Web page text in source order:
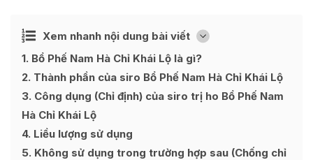
Xem nhanh nội dung bài viết [
Ẩn
1 Bổ Phế Nam Hà Chỉ Khái Lộ là gì?
2 Thành phần của siro Bổ Phế Nam Hà Chỉ Khái Lộ
3 Công dụng (Chỉ định) của siro trị ho Bổ Phế Nam
Hà Chỉ Khái Lộ
4 Liều lượng sử dụng
5 Không sử dụng trong trường hợp sau (Chống chỉ